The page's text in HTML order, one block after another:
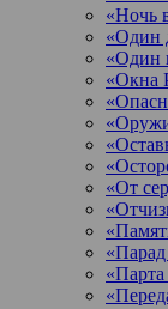
«Ночь
«Один
«Один
«Окна
«От
«Парад
«Парта